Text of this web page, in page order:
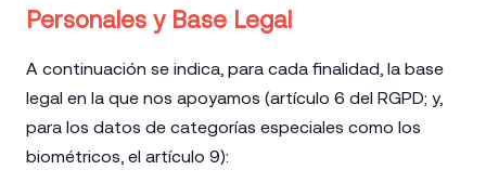
Personales y Base Legal
A continuación se indica, para cada finalidad, la base
legal en la que nos apoyamos (artículo 6 del RGPD; y,
para los datos de categorías especiales como los
biométricos, el artículo 9):